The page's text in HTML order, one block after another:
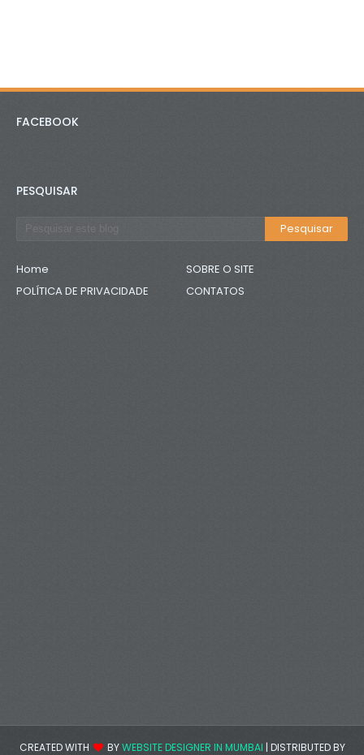
FACEBOOK
PESQUISAR
Home
SOBRE O SITE
POLÍTICA DE PRIVACIDADE
CONTATOS
CREATED WITH BYWEBSITE DESIGNER IN MUMBAI | DISTRIBUTED BY